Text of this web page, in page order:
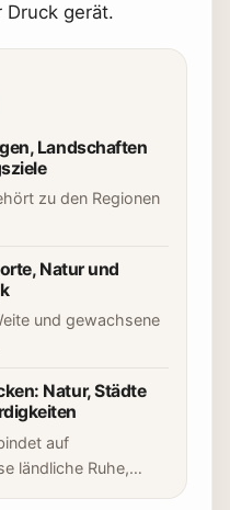
Druck gerät.
Landschaften
zu den Regionen
Natur und
und gewachsene
Natur, Städte
auf
ländliche Ruhe,…